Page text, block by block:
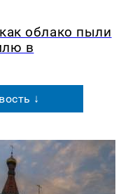
облако пыли
в
↓